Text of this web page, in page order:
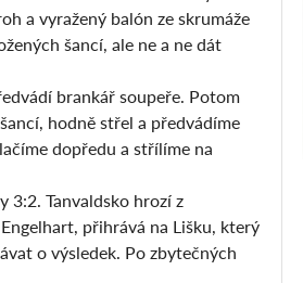
a vyražený balón ze skrumáže
šancí, ale ne a ne dát
brankář soupeře. Potom
hodně střel a předvádíme
dopředu a střílíme na
3:2. Tanvaldsko hrozí z
přihrává na Lišku, který
o výsledek. Po zbytečných